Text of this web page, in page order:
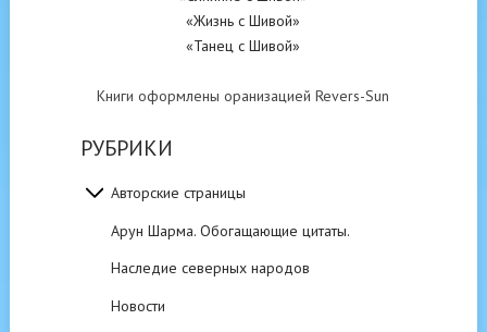
«Жизнь с Шивой»
«Танец с Шивой»
Книги оформлены оранизацией Revers-Sun
РУБРИКИ
Авторские страницы
Арун Шарма. Обогащающие цитаты.
Наследие северных народов
Новости